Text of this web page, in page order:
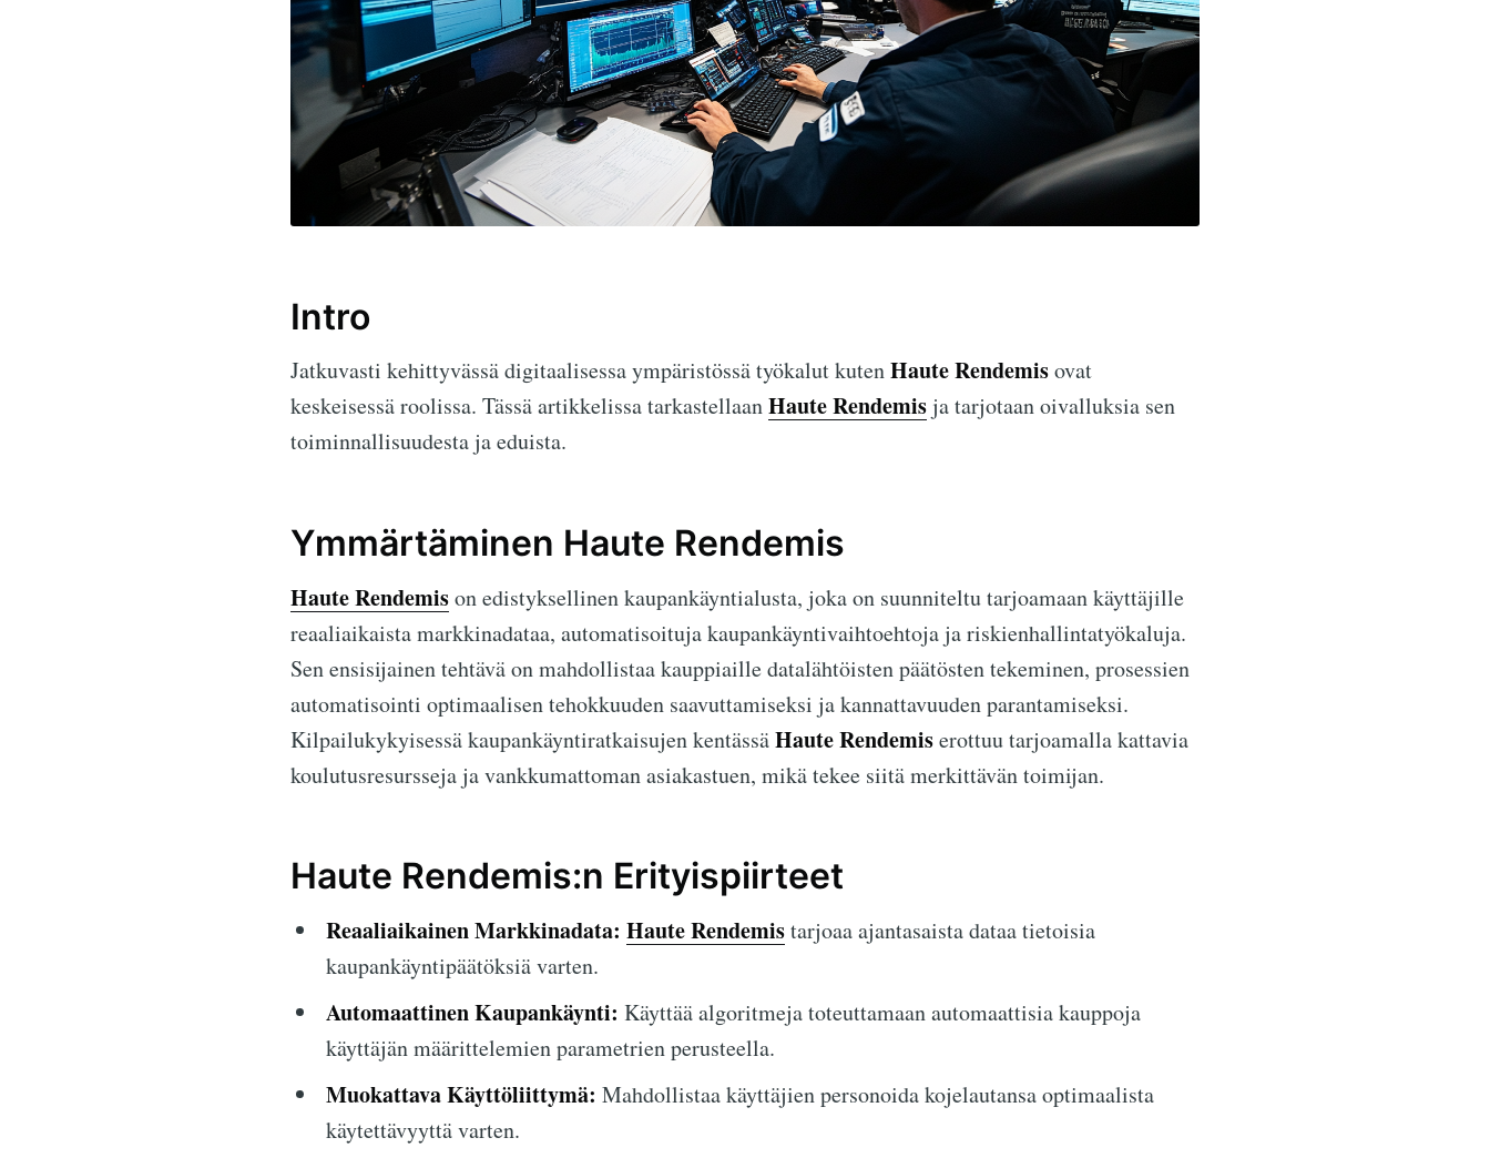
Intro
Jatkuvasti kehittyvässä digitaalisessa ympäristössä työkalut kutenHaute Rendemisovat
keskeisessä roolissa. Tässä artikkelissa tarkastellaanHaute Rendemisja tarjotaan oivalluksia sen
toiminnallisuudesta ja eduista.
Ymmärtäminen Haute Rendemis
Haute Rendemison edistyksellinen kaupankäyntialusta, joka on suunniteltu tarjoamaan käyttäjille
reaaliaikaista markkinadataa, automatisoituja kaupankäyntivaihtoehtoja ja riskienhallintatyökaluja.
Sen ensisijainen tehtävä on mahdollistaa kauppiaille datalähtöisten päätösten tekeminen, prosessien
automatisointi optimaalisen tehokkuuden saavuttamiseksi ja kannattavuuden parantamiseksi.
Kilpailukykyisessä kaupankäyntiratkaisujen kentässäHaute Rendemiserottuu tarjoamalla kattavia
koulutusresursseja ja vankkumattoman asiakastuen, mikä tekee siitä merkittävän toimijan.
Haute Rendemis:n Erityispiirteet
Reaaliaikainen Markkinadata: Haute Rendemistarjoaa ajantasaista dataa tietoisia
kaupankäyntipäätöksiä varten.
Automaattinen Kaupankäynti: Käyttää algoritmeja toteuttamaan automaattisia kauppoja
käyttäjän määrittelemien parametrien perusteella.
Muokattava Käyttöliittymä: Mahdollistaa käyttäjien personoida kojelautansa optimaalista
käytettävyyttä varten.